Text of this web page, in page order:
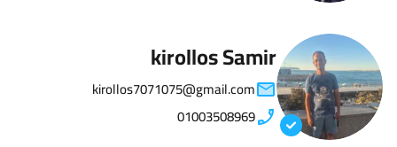
kirollos Samir
kirollos7071075@gmail.com
01003508969